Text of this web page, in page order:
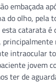
embaçada
olho, pela
catarata
intraocular
jovem
ter de